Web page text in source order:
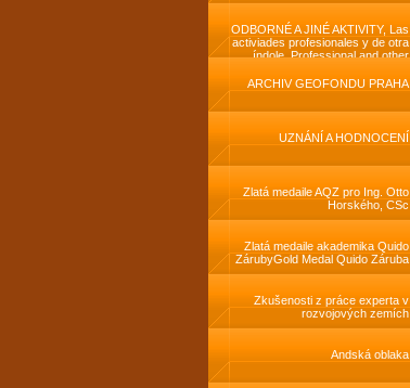
ODBORNÉ A JINÉ AKTIVITY, Las
activiades profesionales y de otra
índole, Professional and other
ARCHIV GEOFONDU PRAHA
UZNÁNÍ A HODNOCENÍ
Zlatá medaile AQZ pro Ing. Otto
Horského, CSc
Zlatá medaile akademika Quido
ZárubyGold Medal Quido Záruba
Zkušenosti z práce experta v
rozvojových zemích
Andská oblaka